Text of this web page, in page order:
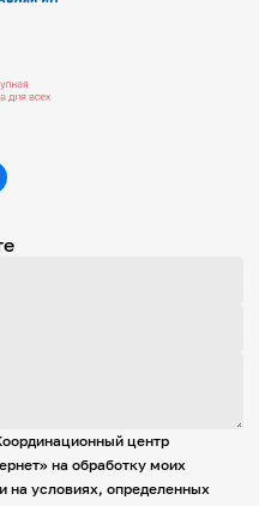
центр
на обработку моих
на условиях, определенных